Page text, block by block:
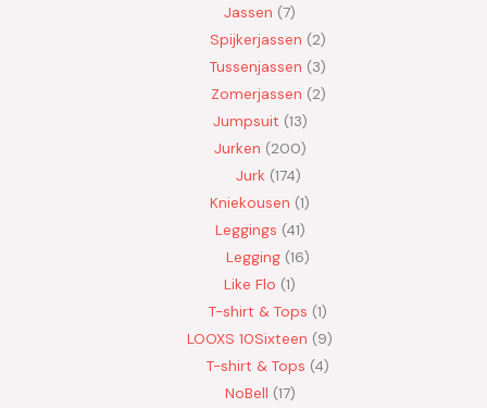
Jassen 7
Spijkerjassen
2
Tussenjassen
3
Zomerjassen 2
Jumpsuit 13
Jurken 200
Jurk 174
Kniekousen 1
Leggings 41
Legging 16
Like Flo 1
T-shirt & Tops 1
LOOXS 10Sixteen
9
T-shirt & Tops 4
NoBell 17